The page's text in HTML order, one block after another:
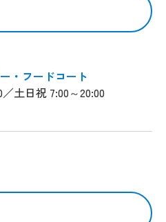
・フードコート
土日祝 7:00～20:00